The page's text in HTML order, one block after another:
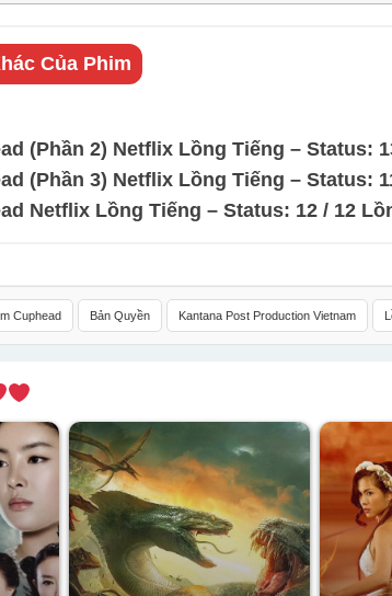
Của Phim
(Phần 2) Netflix Lồng Tiếng – Status:
(Phần 3) Netflix Lồng Tiếng – Status:
Netflix Lồng Tiếng – Status: 12 / 12
Cuphead Bản Quyền Kantana Post Production Vietnam